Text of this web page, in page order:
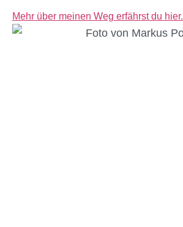
Mehr über meinen Weg erfährst du hier.